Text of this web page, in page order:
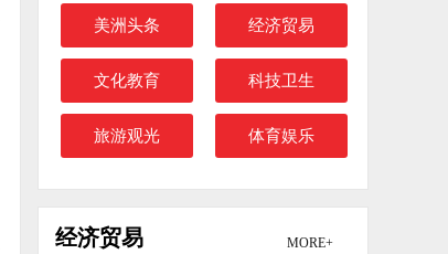
经济贸易 MORE+
美洲头条 经济贸易
文化教育 科技卫生
旅游观光 体育娱乐